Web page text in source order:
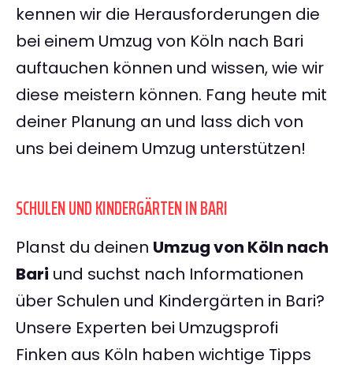
kennen wir die Herausforderungen die
bei einem Umzug von Köln nach Bari
auftauchen können und wissen, wie wir
diese meistern können. Fang heute mit
deiner Planung an und lass dich von
uns bei deinem Umzug unterstützen!
SCHULEN UND KINDERGÄRTEN IN BARI
Planst du deinen Umzug von Köln nach
Bari und suchst nach Informationen
über Schulen und Kindergärten in Bari?
Unsere Experten bei Umzugsprofi
Finken aus Köln haben wichtige Tipps